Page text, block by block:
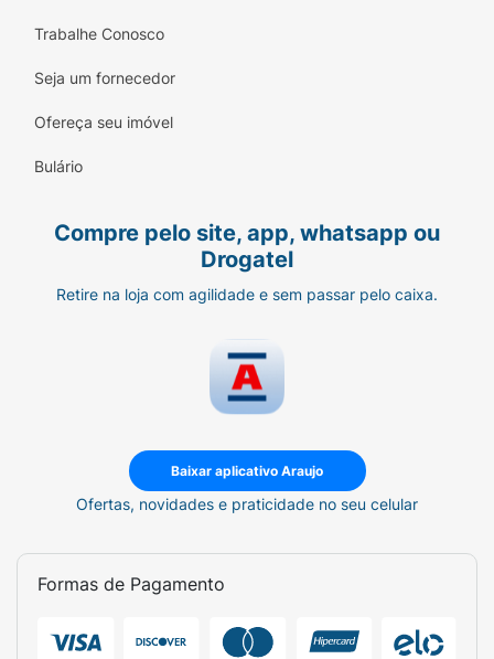
Trabalhe Conosco
Seja um fornecedor
Ofereça seu imóvel
Bulário
Compre pelo site, app, whatsapp ou
Drogatel
Retire na loja com agilidade e sem passar pelo caixa.
Baixar aplicativo Araujo
Ofertas, novidades e praticidade no seu celular
Formas de Pagamento